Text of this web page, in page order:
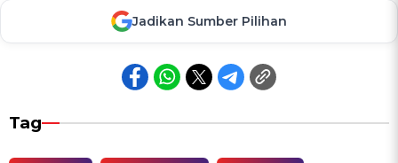
Jadikan Sumber Pilihan
Tag